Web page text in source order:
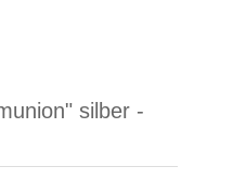
silber -